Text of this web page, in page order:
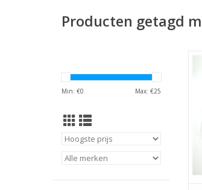
Producten getagd
Min: €0 Max: €25